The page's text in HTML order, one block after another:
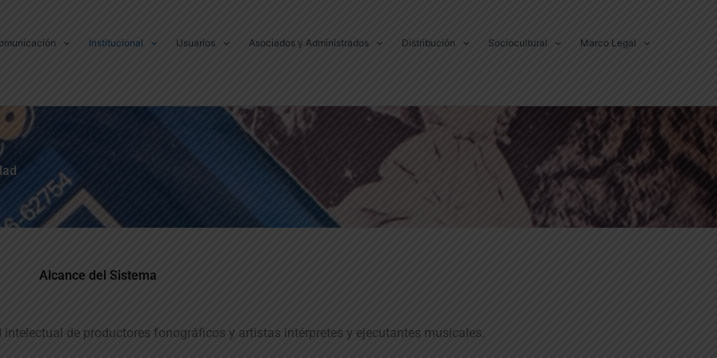
Institucional Usuarios Asociados y Administrados Distribución Sociocultural
Marco Legal
Alcance del Sistema​​
de productores fonográficos y artistas intérpretes y ejecutantes musicales.